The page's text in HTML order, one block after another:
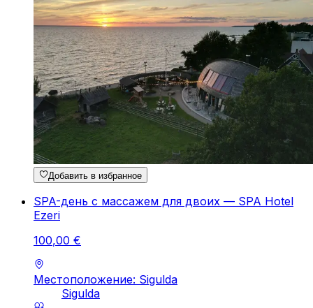
Добавить в избранное
SPA-день с массажем для двоих — SPA Hotel
Ezeri
100,00 €
Местоположение: Sigulda
Sigulda